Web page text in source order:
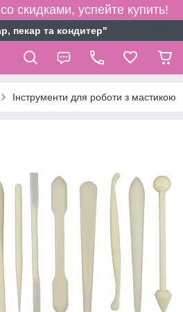
скидками, успейте купить!
пекар та кондитер"
Інструменти для роботи з мастикою